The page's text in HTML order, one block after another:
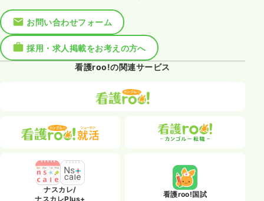
お問い合わせフォーム
採用・求人掲載をお考えの方へ
看護roo!の関連サービス
ナスカレ/
ナスカレPlus+
看護roo!国試